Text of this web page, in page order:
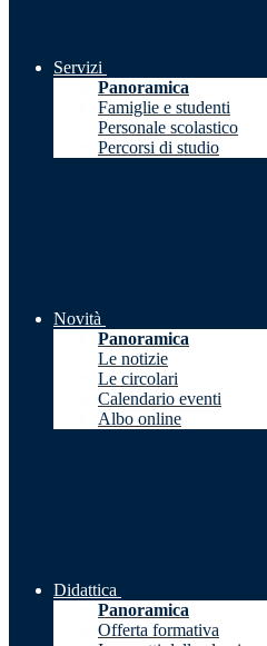
Servizi
Panoramica
Famiglie e studenti
Personale scolastico
Percorsi di studio
Novità
Panoramica
Le notizie
Le circolari
Calendario eventi
Albo online
Didattica
Panoramica
Offerta formativa